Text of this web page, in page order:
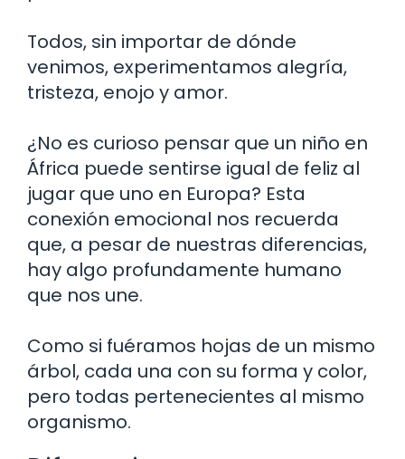
Todos, sin importar de dónde
venimos, experimentamos alegría,
tristeza, enojo y amor.
¿No es curioso pensar que un niño en
África puede sentirse igual de feliz al
jugar que uno en Europa? Esta
conexión emocional nos recuerda
que, a pesar de nuestras diferencias,
hay algo profundamente humano
que nos une.
Como si fuéramos hojas de un mismo
árbol, cada una con su forma y color,
pero todas pertenecientes al mismo
organismo.